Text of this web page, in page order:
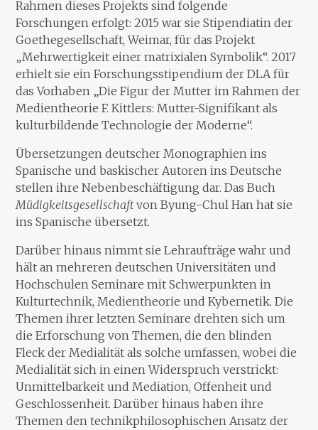
Rahmen dieses Projekts sind folgende
Forschungen erfolgt: 2015 war sie Stipendiatin der
Goethegesellschaft, Weimar, für das Projekt
„Mehrwertigkeit einer matrixialen Symbolik“. 2017
erhielt sie ein Forschungsstipendium der DLA für
das Vorhaben „Die Figur der Mutter im Rahmen der
Medientheorie F. Kittlers: Mutter-Signifikant als
kulturbildende Technologie der Moderne“.
Übersetzungen deutscher Monographien ins
Spanische und baskischer Autoren ins Deutsche
stellen ihre Nebenbeschäftigung dar. Das Buch
Müdigkeitsgesellschaftvon Byung-Chul Han hat sie
ins Spanische übersetzt.
Darüber hinaus nimmt sie Lehraufträge wahr und
hält an mehreren deutschen Universitäten und
Hochschulen Seminare mit Schwerpunkten in
Kulturtechnik, Medientheorie und Kybernetik. Die
Themen ihrer letzten Seminare drehten sich um
die Erforschung von Themen, die den blinden
Fleck der Medialität als solche umfassen, wobei die
Medialität sich in einen Widerspruch verstrickt:
Unmittelbarkeit und Mediation, Offenheit und
Geschlossenheit. Darüber hinaus haben ihre
Themen den technikphilosophischen Ansatz der